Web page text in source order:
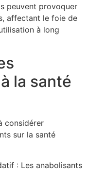
peuvent provoquer
affectant le foie de
à long
la santé
considérer
sur la santé
: Les anabolisants